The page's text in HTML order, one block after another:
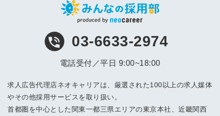
03-6633-2974
電話受付／平日 9:00~18:00
求人広告代理店ネオキャリアは、厳選された100以上の求人媒体
やその他採用サービスを取り扱い。
首都圏を中心とした関東一都三県エリアの東京本社、近畿関西